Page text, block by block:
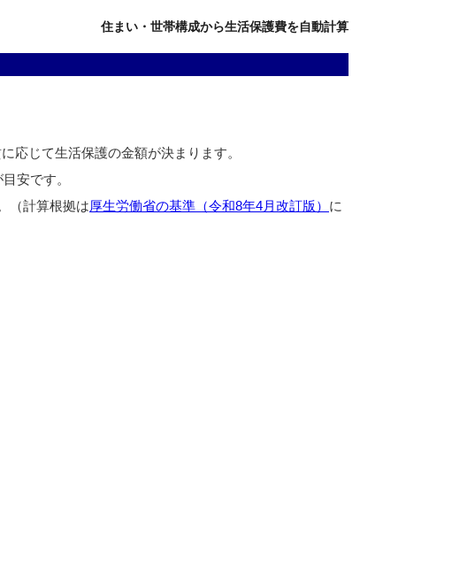
住まい・世帯構成から生活保護費を自動計算
応じて生活保護の金額が決まります。
安です。
（計算根拠は厚生労働省の基準（令和8年4月改訂版） に